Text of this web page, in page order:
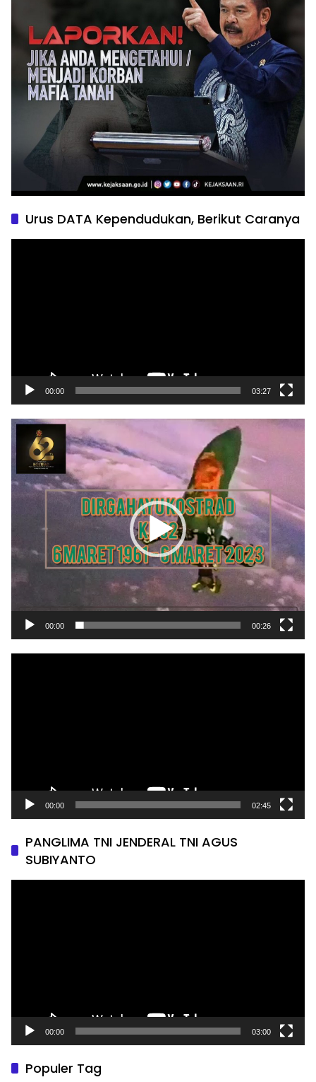
Urus DATA Kependudukan, Berikut Caranya
00:00 03:27
Pemutar
Video
00:00 00:26
00:00 02:45
PANGLIMA TNI JENDERAL TNI AGUS
SUBIYANTO
00:00 03:00
Populer Tag